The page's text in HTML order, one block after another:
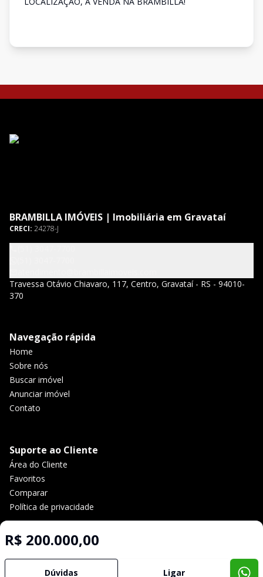
R$ 200.000,00
Dúvidas Ligar
BRAMBILLA IMÓVEIS | Imobiliária em Gravataí
CRECI: 24278-J
Travessa Otávio Chiavaro, 117, Centro, Gravataí - RS - 94010-
370
Navegação rápida
Home
Sobre nós
Buscar imóvel
Anunciar imóvel
Contato
Suporte ao Cliente
Área do Cliente
Favoritos
Comparar
Política de privacidade
Selo de Tecnologia Loft